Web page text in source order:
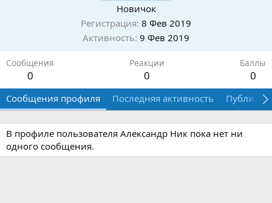
Новичок
Регистрация 8 Фев 2019
Активность 9 Фев 2019
Сообщения
0
Реакции
0
Баллы
0
Сообщения профиля Последняя активность
В профиле пользователя Александр Ник пока нет ни
одного сообщения.